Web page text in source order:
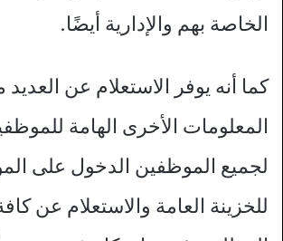
الخاصة بهم والإدارية أيضًا.
كما أنه يوفر الاستعلام عن
المعلومات الأخرى الهامة
لجميع الموظفين الدخول على
للخزينة العامة والاستعلام عن